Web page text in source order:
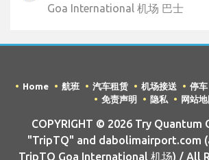
Goa International 机场 巴士
Home 航班 汽车租赁 机场接送 停车
免责声明
隐私 网站地
COPYRIGHT © 2026 Try Quantum
"TripTQ" and dabolimairport.com
TripTQ Goa International 机场) / All